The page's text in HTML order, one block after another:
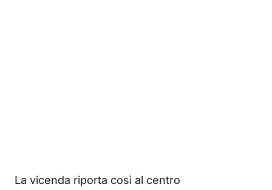
La vicenda riporta così al centro